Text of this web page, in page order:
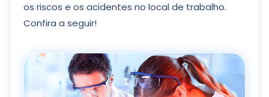
os riscos e os acidentes no local de trabalho.
Confira a seguir!